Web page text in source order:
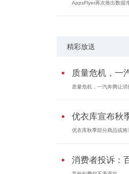
AppsFlyer再次推出数据
精彩放送
质量危机，一
质量危机，一汽奔腾让消
优衣库宣布秋
优衣库秋季部分商品或将
消费者投诉：